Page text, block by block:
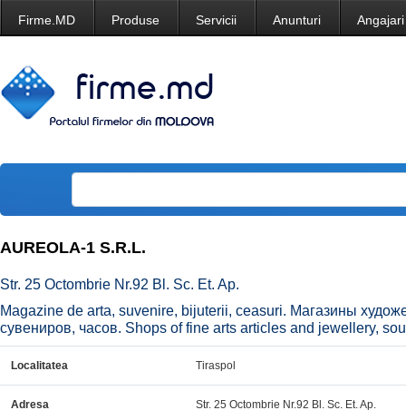
Firme.MD Produse Servicii Anunturi Angajari
AUREOLA-1 S.R.L.
Str. 25 Octombrie Nr.92 Bl. Sc. Et. Ap.
Magazine de arta, suvenire, bijuterii, ceasuri. Магазины
сувениров, часов. Shops of fine arts articles and jewellery,
Localitatea Tiraspol
Adresa Str. 25 Octombrie Nr.92 Bl. Sc. Et. Ap.